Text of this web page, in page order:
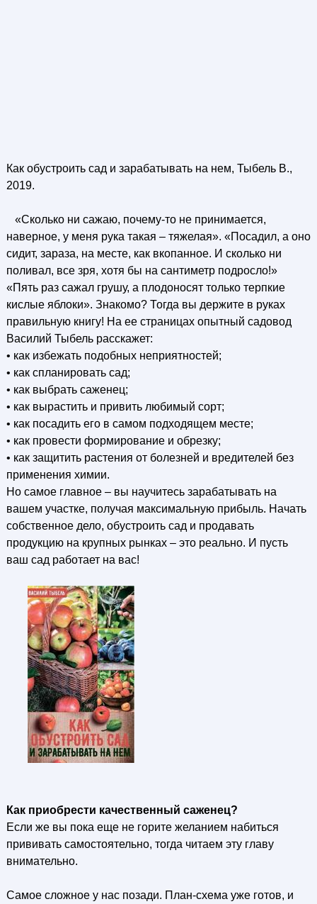
Как обустроить сад и зарабатывать на нем, Тыбель В.,
2019.
«Сколько ни сажаю, почему-то не принимается,
наверное, у меня рука такая – тяжелая». «Посадил, а оно
сидит, зараза, на месте, как вкопанное. И сколько ни
поливал, все зря, хотя бы на сантиметр подросло!»
«Пять раз сажал грушу, а плодоносят только терпкие
кислые яблоки». Знакомо? Тогда вы держите в руках
правильную книгу! На ее страницах опытный садовод
Василий Тыбель расскажет:
• как избежать подобных неприятностей;
• как спланировать сад;
• как выбрать саженец;
• как вырастить и привить любимый сорт;
• как посадить его в самом подходящем месте;
• как провести формирование и обрезку;
• как защитить растения от болезней и вредителей без
применения химии.
Но самое главное – вы научитесь зарабатывать на
вашем участке, получая максимальную прибыль. Начать
собственное дело, обустроить сад и продавать
продукцию на крупных рынках – это реально. И пусть
ваш сад работает на вас!
Как приобрести качественный саженец?
Если же вы пока еще не горите желанием набиться
прививать самостоятельно, тогда читаем эту главу
внимательно.
Самое сложное у нас позади. План-схема уже готов, и